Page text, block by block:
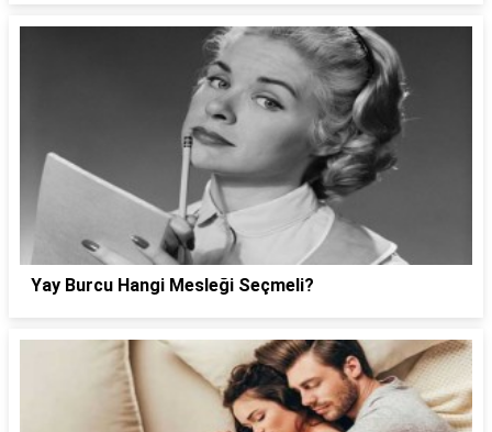
Yay Burcu Hangi Mesleği Seçmeli?